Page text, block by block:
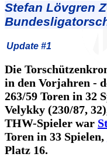
Stefan Lövgren
Update #1
Die
in den Vorjahren -
263/59 Toren in 32
Velykky (230/87,
THW-Spieler war
Toren in 33 Spielen,
Platz 16.